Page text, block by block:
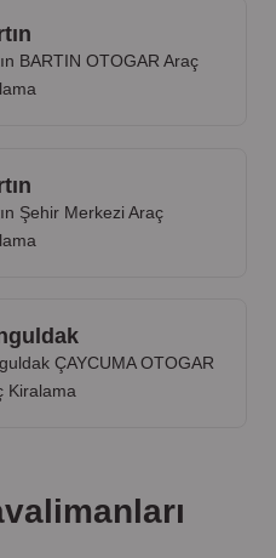
BARTIN OTOGAR Araç
Şehir Merkezi Araç
ÇAYCUMA OTOGAR
Kiralama